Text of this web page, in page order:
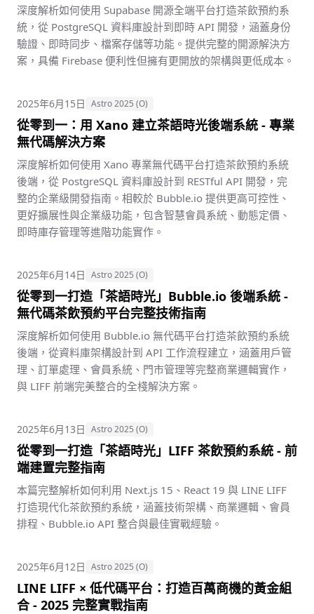
深度解析如何使用 Supabase 開源全端平台打造茶飲預約系
統，從 PostgreSQL 資料庫設計到即時 API 開發，涵蓋身份
驗證、即時同步、檔案存儲等功能。提供完整的開源解決方
案，具備 Firebase 便利性但擁有更開放的架構與更低成本。
2025年6月15日 Astro 2025 (O)
從零到一：用 Xano 建立茶語時光後端系統 - 專業
無代碼解決方案
深度解析如何使用 Xano 專業無代碼平台打造茶飲預約系統
後端，從 PostgreSQL 資料庫設計到 RESTful API 開發，完
整的企業級開發指南。相較於 Bubble.io 提供更高可控性、
更好擴展性與企業級功能，包含智慧會員系統、動態定價、
即時庫存管理等進階功能實作。
2025年6月14日 Astro 2025 (O)
從零到一打造「茶語時光」Bubble.io 後端系統 -
無代碼茶飲預約平台完整技術指南
深度解析如何使用 Bubble.io 無代碼平台打造茶飲預約系統
後端，從資料庫架構設計到 API 工作流程建立，涵蓋用戶管
理、訂單處理、會員系統、門市管理等完整商業邏輯實作，
與 LIFF 前端完美整合的全棧解決方案。
2025年6月13日 Astro 2025 (O)
從零到一打造「茶語時光」LIFF 茶飲預約系統 - 前
端建置完整指南
本篇完整解析如何利用 Next.js 15、React 19 與 LINE LIFF
打造現代化茶飲預約系統，涵蓋技術架構、商業邏輯、會員
排程、Bubble.io API 整合與最佳實戰經驗。
2025年6月12日 Astro 2025 (O)
LINE LIFF × 低代碼平台：打造百萬商機的黃金組
合 - 2025 完整實戰指南